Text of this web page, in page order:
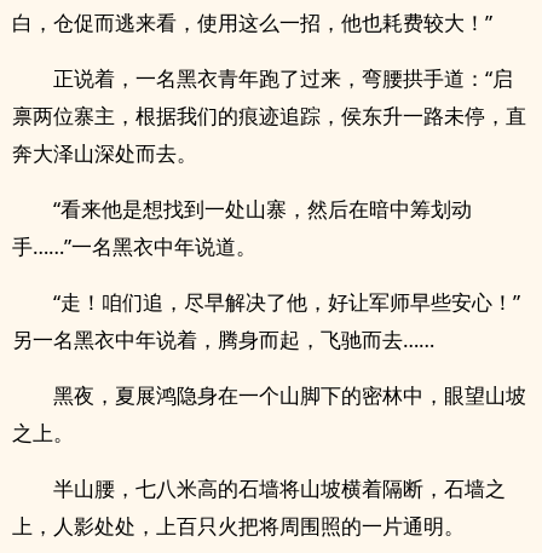
白，仓促而逃来看，使用这么一招，他也耗费较大！”
正说着，一名黑衣青年跑了过来，弯腰拱手道：“启
禀两位寨主，根据我们的痕迹追踪，侯东升一路未停，直
奔大泽山深处而去。
“看来他是想找到一处山寨，然后在暗中筹划动
手……”一名黑衣中年说道。
“走！咱们追，尽早解决了他，好让军师早些安心！”
另一名黑衣中年说着，腾身而起，飞驰而去……
黑夜，夏展鸿隐身在一个山脚下的密林中，眼望山坡
之上。
半山腰，七八米高的石墙将山坡横着隔断，石墙之
上，人影处处，上百只火把将周围照的一片通明。